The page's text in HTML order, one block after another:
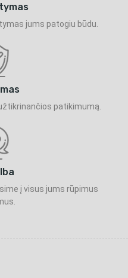
jums patogiu būdu.
patikimumą.
į visus jums rūpimus